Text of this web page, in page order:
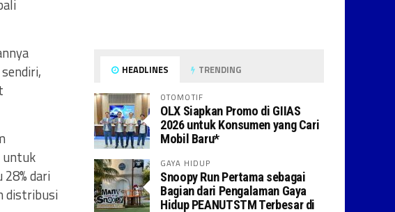
untuk
dari
distribusi
HEADLINES TRENDING
OTOMOTIF
OLX Siapkan Promo di GIIAS
2026 untuk Konsumen yang Cari
Mobil Baru*
GAYA HIDUP
Snoopy Run Pertama sebagai
Bagian dari Pengalaman Gaya
Hidup PEANUTSTM Terbesar di